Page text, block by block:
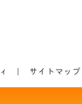
サイトマップ